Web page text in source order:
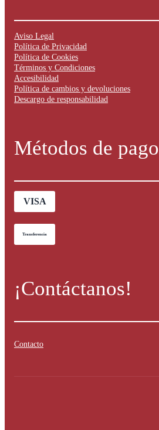
Aviso Legal
Política de Privacidad
Política de Cookies
Términos y Condiciones
Accesibilidad
Política de cambios y devoluciones
Descargo de responsabilidad
Métodos de pago
VISA
Transferencia
¡Contáctanos!
Contacto